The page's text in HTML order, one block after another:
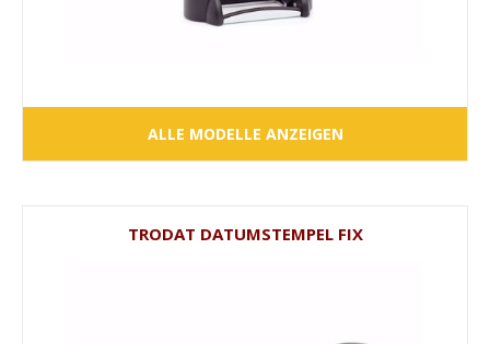
ALLE MODELLE ANZEIGEN
TRODAT DATUMSTEMPEL FIX